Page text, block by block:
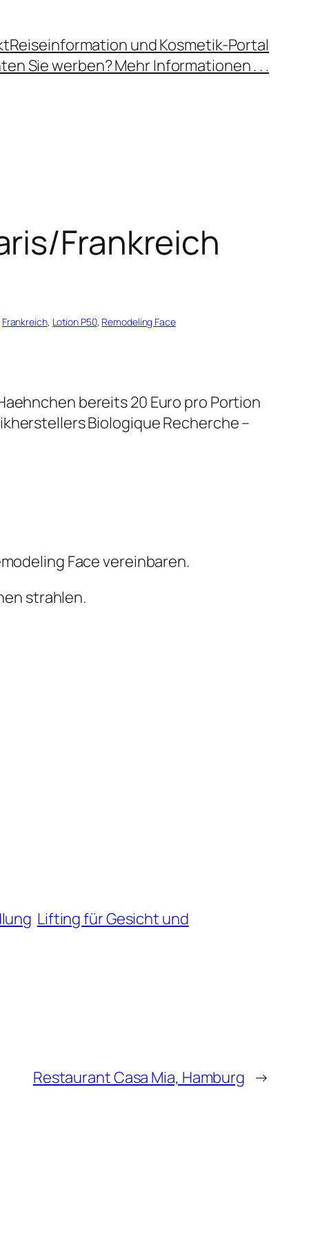
Reiseinformation und Kosmetik-Portal
Sie werben? Mehr Informationen . . .
Frankreich
Frankreich, Lotion P50, Remodeling Face
bereits 20 Euro pro Portion
Biologique Recherche –
Face vereinbaren.
strahlen.
Lifting für Gesicht und
Restaurant Casa Mia, Hamburg →